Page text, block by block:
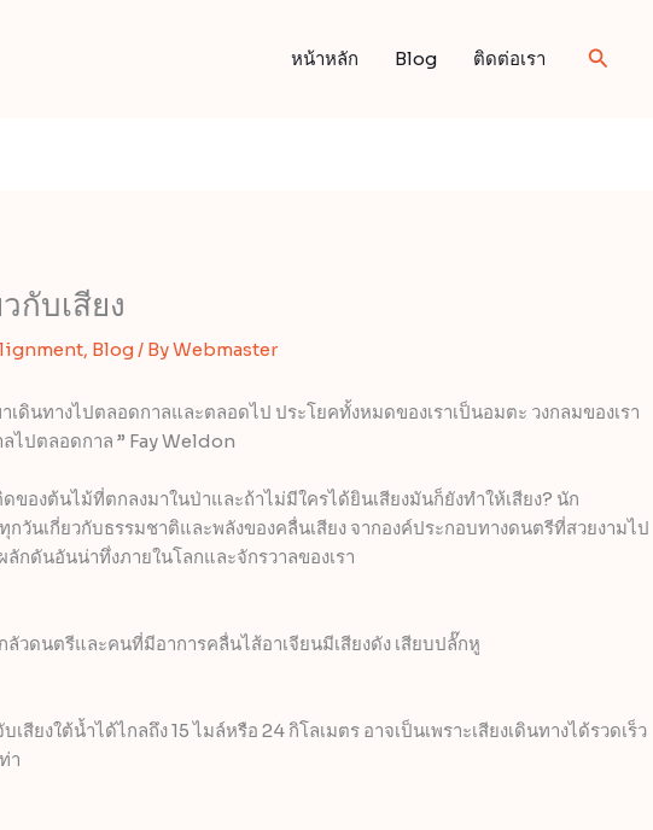
หน้าหลัก Blog ติดต่อเรา Search
กับเสียง
, Blog/ ByWebmaster
เดินทางไปตลอดกาลและตลอดไป ประโยคทั้งหมดของเราเป็นอมตะ วงกลมของเรา
ไปตลอดกาล ” Fay Weldon
องต้นไม้ที่ตกลงมาในป่าและถ้าไม่มีใครได้ยินเสียงมันก็ยังทำให้เสียง? นัก
วันเกี่ยวกับธรรมชาติและพลังของคลื่นเสียง จากองค์ประกอบทางดนตรีที่สวยงามไป
ผลักดันอันน่าทึ่งภายในโลกและจักรวาลของเรา
วดนตรีและคนที่มีอาการคลื่นไส้อาเจียนมีเสียงดัง เสียบปลั๊กหู
สียงใต้น้ำได้ไกลถึง 15 ไมล์หรือ 24 กิโลเมตร อาจเป็นเพราะเสียงเดินทางได้รวดเร็ว
า